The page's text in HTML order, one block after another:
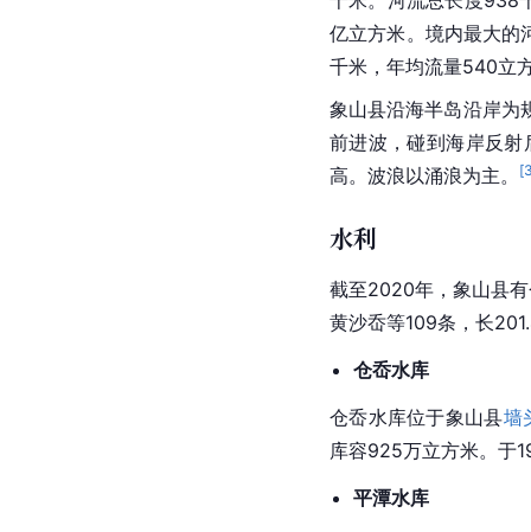
亿立方米。境内最大的
千米，年均流量540立
象山县沿海半岛沿岸为
前进波，碰到海岸反射
高。波浪以涌浪为主。
[
水利
截至2020年，象山县
黄沙岙等109条，长
仓岙水库
仓岙水库位于象山县墙
库容925万立方米。于
平潭水库